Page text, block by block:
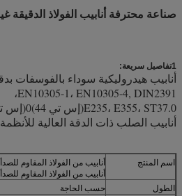
صناعة محترفة أنابيب الفولاذ الدقيقة
1تفاصيل سريعة:
أنابيب هيدروليكية سوداء بالفوسفات
EN10305-1، EN10305-4, DIN2391،
E235، E355، ST37.0(إس تي 44)0(إس تي 52)0
أنابيب الصلب ذات الدقة العالية للأنظمة
اسم المنتج
أنابيب من الفولاذ المقاوم
الطول
حسب الحاجة